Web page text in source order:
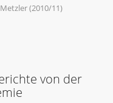
(2010/11)
von der